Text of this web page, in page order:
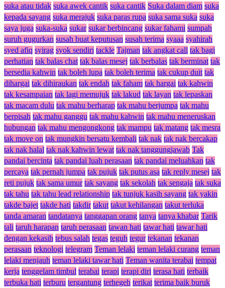
suka atau tidak suka awek cantik suka cantik Suka dalam diam suka
kepada sayang suka merajuk suka paras rupa suka sama suka suka
saya juga suka-suka sukar sukar berbincang sukar fahami sumpah
suruh gugurkan susah buat keputusan susah terima syaaa syahirah
syed afiq syirag syok sendiri tackle Tajman tak angkat call tak bagi
perhatian tak balas chat tak balas mesej tak berbalas tak berminat tak
bersedia kahwin tak boleh lupa tak boleh terima tak cukup duit tak
dihargai tak dihiraukan tak endah tak faham tak hargai tak kahwin
tak kesampaian tak lagi memujuk tak lakud tak layan tak lepaskan
tak macam dulu tak mahu berharap tak mahu berjumpa tak mahu
berpisah tak mahu ganggu tak mahu kahwin tak mahu meneruskan
hubungan tak mahu mengongkong tak mampu tak matang tak mesra
tak move on tak mungkin bersatu kembali tak nak tak nak bercakap
tak nak halal tak nak kahwin lewat tak nak tanggungjawab Tak
pandai bercinta tak pandai luah perasaan tak pandai meluahkan tak
percaya tak pernah jumpa tak pujuk tak putus asa tak reply mesej tak
reti pujuk tak sama umur tak sayang tak sekolah tak sengaja tak suka
tak tahu tak tahu lead relationship tak tunjuk kasih sayang tak yakin
takde bajet takde hati takdir takut takut kehilangan takut terluka
tanda amaran tandatanya tanggapan orang tanya tanya khabar Tarik
tali taruh harapan taruh perasaan tawan hati tawar hati tawar hati
dengan kekasih tebus salah tegas teguh tegur tekanan tekanan
perasaan teknologi telegram Teman lelaki teman lelaki curang teman
lelaki menjauh teman lelaki tawar hati Teman wanita terabai tempat
kerja tenggelam timbul terabai terapi terapi diri terasa hati terbaik
terbuka hati terburu tergantung terhegeh terikat terima baik buruk